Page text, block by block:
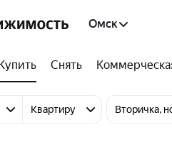
Омск
Снять
Квартиру Вторичка,